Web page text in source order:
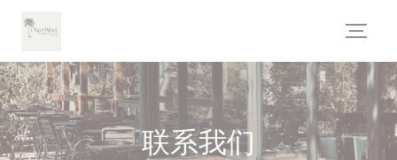
联系我们